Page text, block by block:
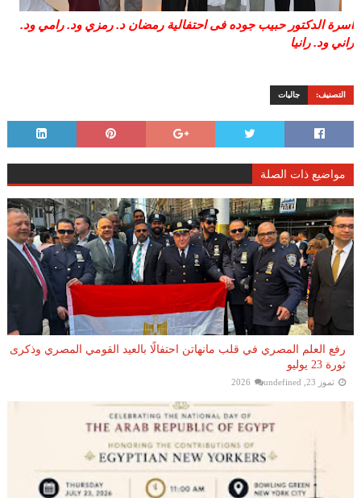
اسرة الدكتور حبيب جوده فى احتفالية رمضان د. رمزي ود. رامي ود.
راني ود. رانيا
التصنيف: جاليات
مواضيع ذات الصلة
رفع العلم المصري في قلب مانهاتن احتفالًا بالعيد القومي المصري وذكرى
ثورة 23 يوليو
تموز 23, 2026 undefined